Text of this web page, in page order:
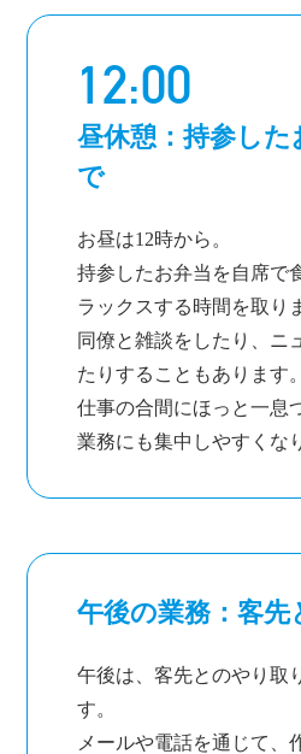
12:00
昼休憩：持参した
で
お昼は12時から。
持参したお弁当を自席で
ラックスする時間を取り
同僚と雑談をしたり、ニ
たりすることもあります。
仕事の合間にほっと一息
業務にも集中しやすくな
午後の業務：客先
午後は、客先とのやり取
す。
メールや電話を通じて、